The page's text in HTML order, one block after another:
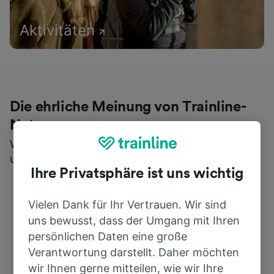
Aktivitäten
Die ehrliche Meinung von Trainline-
Nutzern
Wer könnte Ihnen besseres Feedback geben als
unsere Kunden selbst?
Ihre Privatsphäre ist uns wichtig
Vielen Dank für Ihr Vertrauen. Wir sind
uns bewusst, dass der Umgang mit Ihren
persönlichen Daten eine große
Verantwortung darstellt. Daher möchten
wir Ihnen gerne mitteilen, wie wir Ihre